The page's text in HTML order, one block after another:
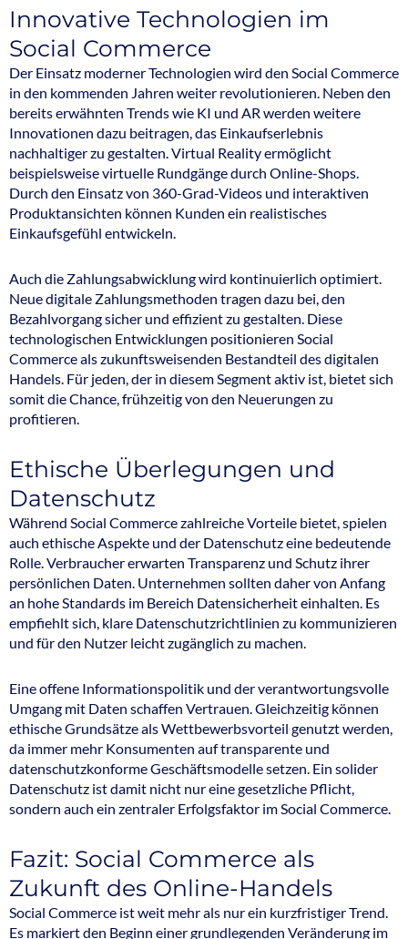
Innovative Technologien im
Social Commerce
Der Einsatz moderner Technologien wird den Social Commerce
in den kommenden Jahren weiter revolutionieren. Neben den
bereits erwähnten Trends wie KI und AR werden weitere
Innovationen dazu beitragen, das Einkaufserlebnis
nachhaltiger zu gestalten. Virtual Reality ermöglicht
beispielsweise virtuelle Rundgänge durch Online-Shops.
Durch den Einsatz von 360-Grad-Videos und interaktiven
Produktansichten können Kunden ein realistisches
Einkaufsgefühl entwickeln.
Auch die Zahlungsabwicklung wird kontinuierlich optimiert.
Neue digitale Zahlungsmethoden tragen dazu bei, den
Bezahlvorgang sicher und effizient zu gestalten. Diese
technologischen Entwicklungen positionieren Social
Commerce als zukunftsweisenden Bestandteil des digitalen
Handels. Für jeden, der in diesem Segment aktiv ist, bietet sich
somit die Chance, frühzeitig von den Neuerungen zu
profitieren.
Ethische Überlegungen und
Datenschutz
Während Social Commerce zahlreiche Vorteile bietet, spielen
auch ethische Aspekte und der Datenschutz eine bedeutende
Rolle. Verbraucher erwarten Transparenz und Schutz ihrer
persönlichen Daten. Unternehmen sollten daher von Anfang
an hohe Standards im Bereich Datensicherheit einhalten. Es
empfiehlt sich, klare Datenschutzrichtlinien zu kommunizieren
und für den Nutzer leicht zugänglich zu machen.
Eine offene Informationspolitik und der verantwortungsvolle
Umgang mit Daten schaffen Vertrauen. Gleichzeitig können
ethische Grundsätze als Wettbewerbsvorteil genutzt werden,
da immer mehr Konsumenten auf transparente und
datenschutzkonforme Geschäftsmodelle setzen. Ein solider
Datenschutz ist damit nicht nur eine gesetzliche Pflicht,
sondern auch ein zentraler Erfolgsfaktor im Social Commerce.
Fazit: Social Commerce als
Zukunft des Online-Handels
Social Commerce ist weit mehr als nur ein kurzfristiger Trend.
Es markiert den Beginn einer grundlegenden Veränderung im